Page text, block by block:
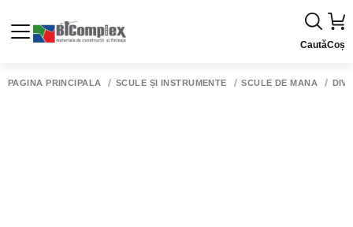
CautăCoș
PAGINA PRINCIPALĂ SCULE ȘI INSTRUMENTE SCULE DE MÂNĂ